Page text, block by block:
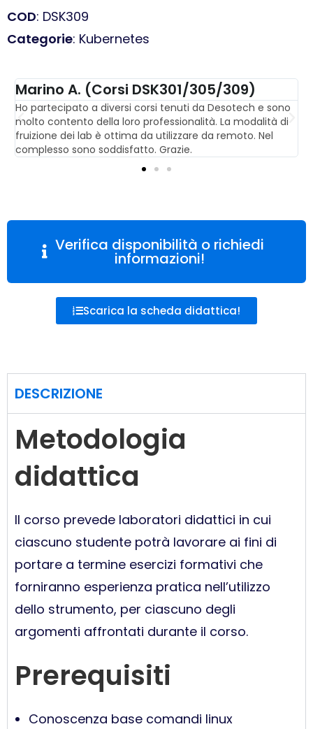
COD: DSK309
Categorie: Kubernetes
Marino A. (Corsi DSK301/305/309)
Ho partecipato a diversi corsi tenuti da Desotech e sono
molto contento della loro professionalità. La modalità di
fruizione dei lab è ottima da utilizzare da remoto. Nel
complesso sono soddisfatto. Grazie.
Verifica disponibilità o richiedi
informazioni!
Scarica la scheda didattica!
DESCRIZIONE
Metodologia
didattica
Il corso prevede laboratori didattici in cui
ciascuno studente potrà lavorare ai fini di
portare a termine esercizi formativi che
forniranno esperienza pratica nell’utilizzo
dello strumento, per ciascuno degli
argomenti affrontati durante il corso.
Prerequisiti
Conoscenza base comandi linux